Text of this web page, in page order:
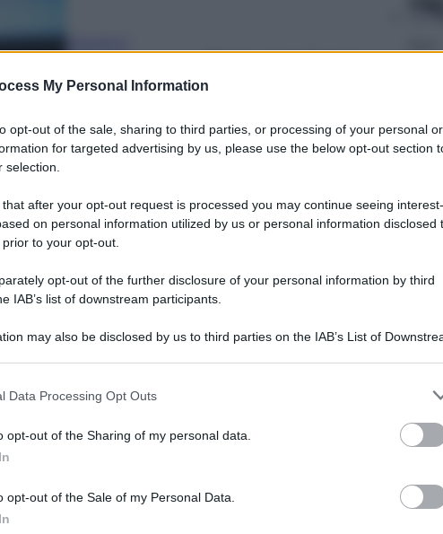
My Personal Information
opt-out of the sale, sharing to third parties, or processing of your personal or
for targeted advertising by us, please use the below opt-out section
selection.
that after your opt-out request is processed you may continue seeing interest-
on personal information utilized by us or personal information disclosed
to your opt-out.
opt-out of the further disclosure of your personal information by third
IAB’s list of downstream participants.
may also be disclosed by us to third parties on the IAB’s List of
including but not limited to your visit or usage behaviour. You may click to grant
to Google and its third-party tags to use your data for below specified
consent section.
Data Processing Opt Outs
opt-out of the Sharing of my personal data.
opt-out of the Sale of my Personal Data.
Capuano
Lettura: 1 minuto
preferite
La
ha